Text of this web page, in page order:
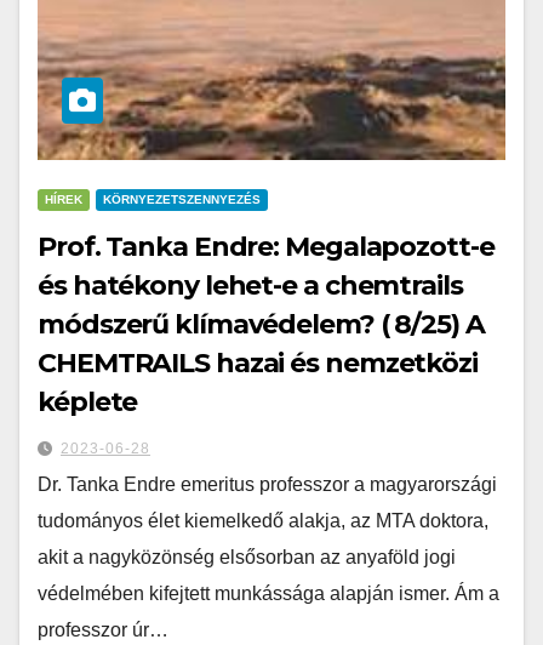
HÍREK KÖRNYEZETSZENNYEZÉS
Prof. Tanka Endre: Megalapozott-e
és hatékony lehet-e a chemtrails
módszerű klímavédelem? ( 8/25) A
CHEMTRAILS hazai és nemzetközi
képlete
2023-06-28
Dr. Tanka Endre emeritus professzor a magyarországi
tudományos élet kiemelkedő alakja, az MTA doktora,
akit a nagyközönség elsősorban az anyaföld jogi
védelmében kifejtett munkássága alapján ismer. Ám a
professzor úr…